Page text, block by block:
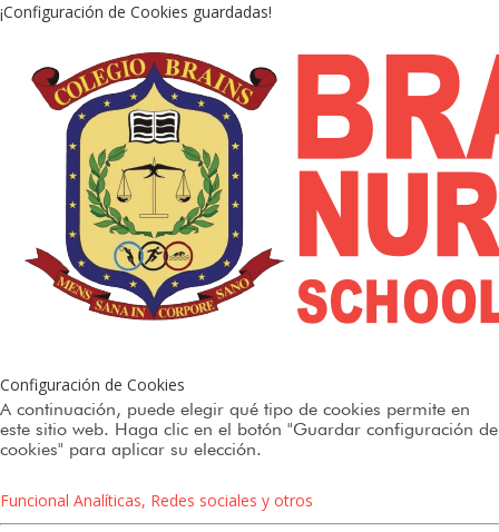
¡Configuración de Cookies guardadas!
Configuración de Cookies
A continuación, puede elegir qué tipo de cookies permite en
este sitio web. Haga clic en el botón "Guardar configuración de
cookies" para aplicar su elección.
Funcional Analíticas, Redes sociales y otros